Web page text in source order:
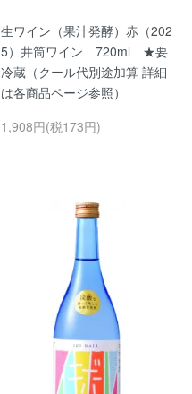
生ワイン（果汁発酵）赤（202
5）井筒ワイン 720ml ★要
冷蔵（クール代別途加算 詳細
は各商品ページ参照）
1,908円(税173円)